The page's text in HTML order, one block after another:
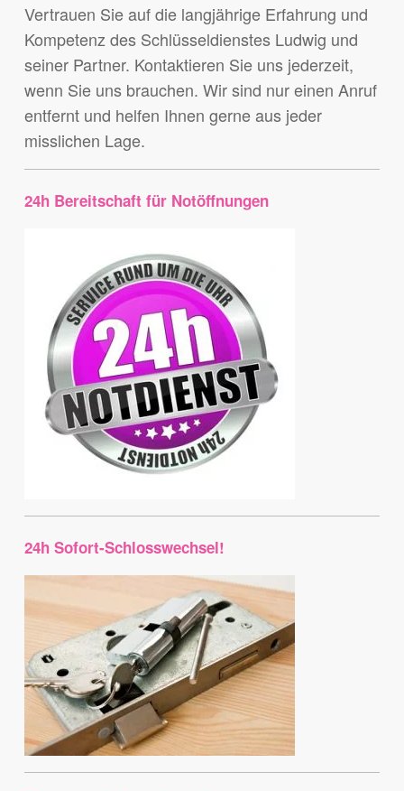
Vertrauen Sie auf die langjährige Erfahrung und
Kompetenz des Schlüsseldienstes Ludwig und
seiner Partner. Kontaktieren Sie uns jederzeit,
wenn Sie uns brauchen. Wir sind nur einen Anruf
entfernt und helfen Ihnen gerne aus jeder
misslichen Lage.
24h Bereitschaft für Notöffnungen
24h Sofort-Schlosswechsel!